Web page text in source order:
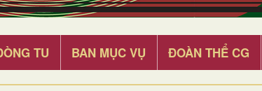
TU BAN MỤC VỤ ĐOÀN THỂ CG